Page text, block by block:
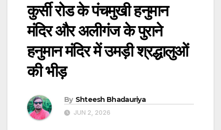
कुर्सी रोड के पंचमुखी हनुमान
मंदिर और अलीगंज के पुराने
हनुमान मंदिर में उमड़ी श्रद्धालुओं
की भीड़
By Shteesh Bhadauriya
JUN 2, 2026